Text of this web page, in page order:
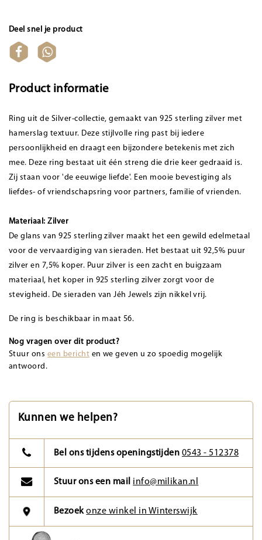
Deel snel je product
Product informatie
Ring uit de Silver-collectie, gemaakt van 925 sterling zilver met
hamerslag textuur. Deze stijlvolle ring past bij iedere
persoonlijkheid en draagt een bijzondere betekenis met zich
mee. Deze ring bestaat uit één streng die drie keer gedraaid is.
Zij staan voor 'de eeuwige liefde'. Een mooie bevestiging als
liefdes- of vriendschapsring voor partners, familie of vrienden.
Materiaal: Zilver
De glans van 925 sterling zilver maakt het een gewild edelmetaal
voor de vervaardiging van sieraden. Het bestaat uit 92,5% puur
zilver en 7,5% koper. Puur zilver is een zacht en buigzaam
materiaal, het koper in 925 sterling zilver zorgt voor de
stevigheid. De sieraden van Jéh Jewels zijn nikkel vrij.
De ring is beschikbaar in maat 56.
Nog vragen over dit product?
Stuur ons een bericht en we geven u zo spoedig mogelijk
antwoord.
Kunnen we helpen?
Bel ons tijdens openingstijden 0543 - 512378
Stuur ons een mail info@milikan.nl
Bezoekonze winkel in Winterswijk